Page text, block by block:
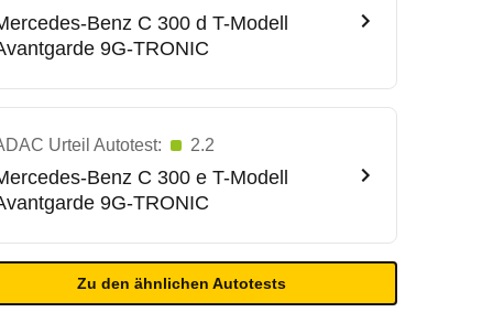
Benz C 300 d T-Modell
9G-TRONIC
Urteil Autotest: 2.2
Benz C 300 e T-Modell
9G-TRONIC
Zu den ähnlichen Autotests